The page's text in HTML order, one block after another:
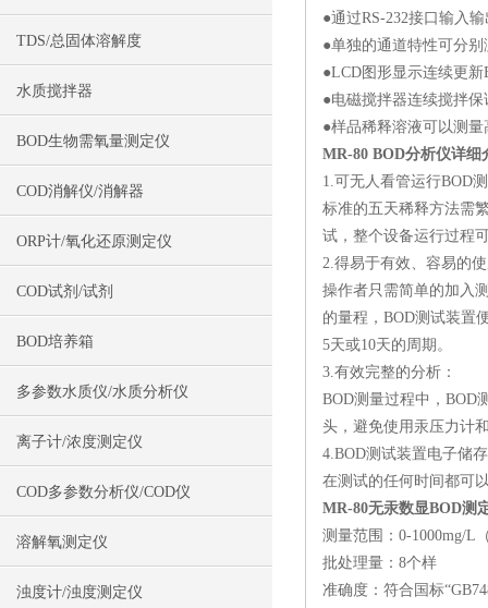
TDS/总固体溶解度
水质搅拌器
BOD生物需氧量测定仪
COD消解仪/消解器
ORP计/氧化还原测定仪
COD试剂/试剂
BOD培养箱
多参数水质仪/水质分析仪
离子计/浓度测定仪
COD多参数分析仪/COD仪
溶解氧测定仪
浊度计/浊度测定仪
●通过RS-232接口输入输
●单独的通道特性可分
●LCD图形显示连续更
●电磁搅拌器连续搅拌
●样品稀释溶液可以测量
MR-80 BOD分析仪详细
1.可无人看管运行BOD
标准的五天稀释方法需
试，整个设备运行过程
2.得易于有效、容易的
操作者只需简单的加入
的量程，BOD测试装置
5天或10天的周期。
3.有效完整的分析：
BOD测量过程中，BOD
头，避免使用汞压力计
4.BOD测试装置电子储
在测试的任何时间都可
MR-80无汞数显BOD测
测量范围：0-1000mg/L
批处理量：8个样
准确度：符合国标